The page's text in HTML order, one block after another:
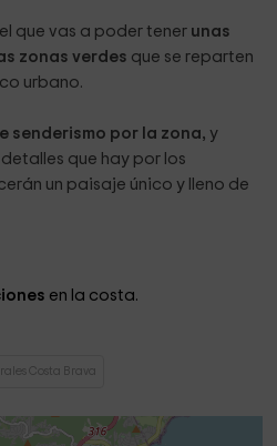
que vas a poder tener unas
zonas verdes que se reparten
urbano.
senderismo por la zona, y
que hay por los
un paisaje único y lleno de
en la costa.
Costa Brava